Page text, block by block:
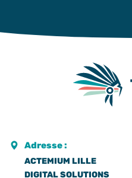
Adresse :
ACTEMIUM LILLE
DIGITAL SOLUTIONS